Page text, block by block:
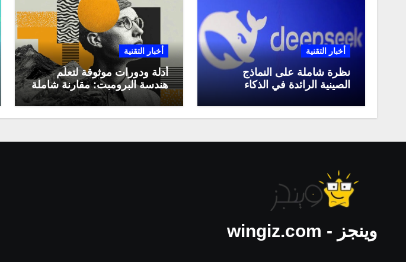
أخبار التقنية
نظرة شاملة على النماذج
الصينية الرائدة في الذكاء
وكيف تستفيد منها في عام
2025
أخبار التقنية
أدلة ودورات موثوقة لتعلّم
هندسة البرومبت: مقارنة شاملة
لعام 2025
وينجز - wingiz.com